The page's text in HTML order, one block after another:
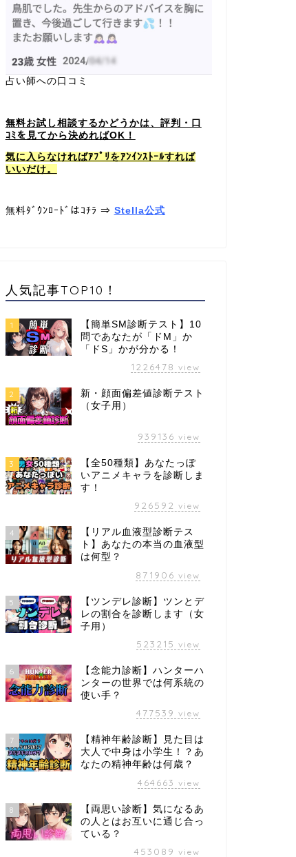
占い師への口コミ
無料お試し相談するかどうかは、評判・口
ｺﾐを見てから決めればOK！
気に入らなければｱﾌﾟﾘをｱﾝｲﾝｽﾄｰﾙすれば
いいだけ。
無料ﾀﾞｳﾝﾛｰﾄﾞはｺﾁﾗ ⇒ Stella公式
人気記事TOP10！
1
【簡単SM診断テスト】10
問であなたが「ドM」か
「ドS」かが分かる！
1226478 view
2
新・顔面偏差値診断テスト
（女子用）
939136 view
3
【全50種類】あなたっぽ
いアニメキャラを診断しま
す！
926592 view
4
【リアル血液型診断テス
ト】あなたの本当の血液型
は何型？
871906 view
5
【ツンデレ診断】ツンとデ
レの割合を診断します（女
子用）
523215 view
6
【念能力診断】ハンターハ
ンターの世界では何系統の
使い手？
477539 view
7
【精神年齢診断】見た目は
大人で中身は小学生！？あ
なたの精神年齢は何歳？
464663 view
8
【両思い診断】気になるあ
の人とはお互いに通じ合っ
ている？
453089 view